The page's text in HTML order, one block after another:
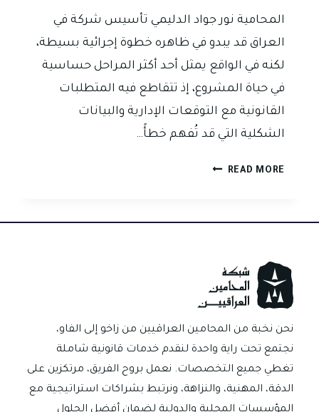
المحامية نور جواد الدليمي تأسيس شركة في
العراق قد يبدو في ظاهره خطوة إجرائية بسيطة،
لكنه في الواقع يمثل أحد أكثر المراحل حساسية
في حياة المشروع، إذ تتقاطع فيه المتطلبات
القانونية مع التوقعات الإدارية والبيانات
الشكلية التي قد تُفهم خطأً…
READ MORE كيف
محامي
العراق
على
اجتياز
مرحلة
تأسيس
الشركة
نحن نخبة من المحامين العراقيين من زاخو إلى الفاو،
نجتمع تحت راية واحدة لنقدم خدمات قانونية شاملة
تغطي جميع التخصصات. نعمل بروح الفريق، مرتكزين على
الدقة، المهنية، والنزاهة، ونرتبط بشراكات استراتيجية مع